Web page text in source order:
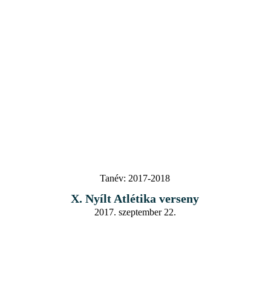
Tanév: 2017-2018
X. Nyílt Atlétika verseny
2017. szeptember 22.